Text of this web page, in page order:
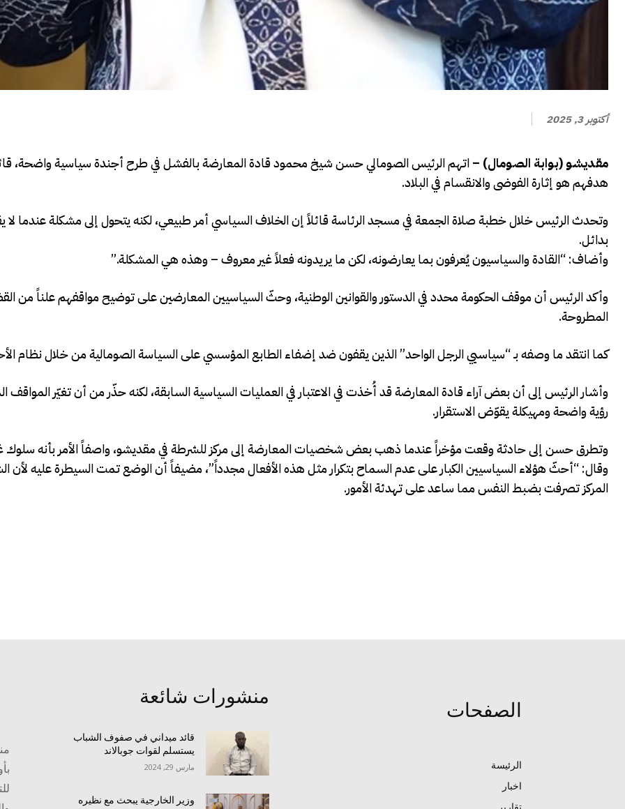
أكتوبر 3, 2025
مقديشو (بوابة الصومال) –اتهم الرئيس الصومالي حسن شيخ محمود قادة المعارضة بالفشل في طرح أجندة سياسية واضحة،
هدفهم هو إثارة الفوضى والانقسام في البلاد.
وتحدث الرئيس خلال خطبة صلاة الجمعة في مسجد الرئاسة قائلاً إن الخلاف السياسي أمر طبيعي، لكنه يتحول إلى مشكلة عندما لا
بدائل.
وأضاف: “القادة والسياسيون يُعرفون بما يعارضونه، لكن ما يريدونه فعلاً غير معروف – وهذه هي المشكلة.”
وأكد الرئيس أن موقف الحكومة محدد في الدستور والقوانين الوطنية، وحثّ السياسيين المعارضين على توضيح مواقفهم علناً من
المطروحة.
كما انتقد ما وصفه بـ “سياسيي الرجل الواحد” الذين يقفون ضد إضفاء الطابع المؤسسي على السياسة الصومالية من خلال نظام
وأشار الرئيس إلى أن بعض آراء قادة المعارضة قد أُخذت في الاعتبار في العمليات السياسية السابقة، لكنه حذّر من أن تغيّر المواقف
رؤية واضحة ومهيكلة يقوّض الاستقرار.
وتطرق حسن إلى حادثة وقعت مؤخراً عندما ذهب بعض شخصيات المعارضة إلى مركز للشرطة في مقديشو، واصفاً الأمر بأنه سلوك
وقال: “أحثّ هؤلاء السياسيين الكبار على عدم السماح بتكرار مثل هذه الأفعال مجدداً”، مضيفاً أن الوضع تمت السيطرة عليه لأن
المركز تصرفت بضبط النفس مما ساعد على تهدئة الأمور.
منشورات شائعة
قائد ميداني في صفوف الشباب
يستسلم لقوات جوبالاند
مارس 29, 2024
وزير الخارجية يبحث مع نظيره
الصفحات
الرئيسة
اخبار